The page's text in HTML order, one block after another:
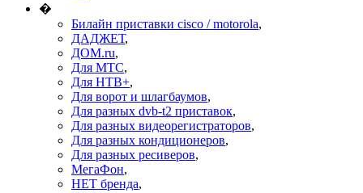
�
Билайн приставки cisco / motorola,
ДАДЖЕТ,
ДОМ.ru,
Для МТС,
Для НТВ+,
Для ворот и шлагбаумов,
Для разных dvb-t2 приставок,
Для разных видеорегистраторов,
Для разных кондиционеров,
Для разных ресиверов,
МегаФон,
НЕТ бренда,